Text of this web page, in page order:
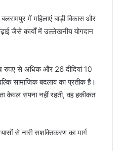
में महिलाएं बाड़ी विकास और
जैसे कार्यों में उल्लेखनीय योगदान
रुपए से अधिक और 26 दीदियां 10
सामाजिक बदलाव का प्रतीक है।
केवल सपना नहीं रहती, वह हकीकत
से नारी सशक्तिकरण का मार्ग